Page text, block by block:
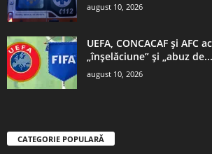
august 10, 2026
UEFA, CONCACAF şi AFC
„înşelăciune” şi „abuz de...
august 10, 2026
CATEGORIE POPULARĂ